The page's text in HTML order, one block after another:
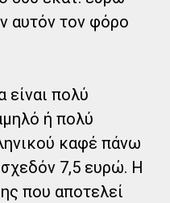
αυτόν τον φόρο
πολύ
ή πολύ
καφέ πάνω
σχεδόν 7,5 ευρώ. Η
που αποτελεί